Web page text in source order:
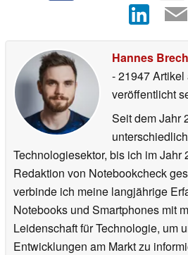
Hannes
- 21947
veröffentlicht
Seit dem Jahr
Technologiesektor, bis ich im Jahr
Redaktion von Notebookcheck
verbinde ich meine langjährige
Notebooks und Smartphones mit
Leidenschaft für Technologie, um
Entwicklungen am Markt zu